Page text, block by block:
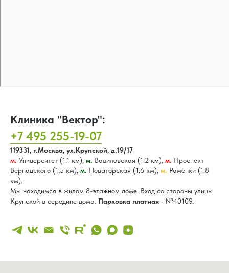
Клиника "Вектор":
+7 495 255-19-07
119331, г.Москва, ул.Крупской, д.19/17
м. Университет (1.1 км), м. Вавиловская (1.2 км), м. Проспект
Вернадского (1.5 км), м. Новаторская (1.6 км), м. Раменки (1.8
км).
Мы находимся в жилом 8-этажном доме. Вход со стороны улицы
Крупской в середине дома. Парковка платная - №40109.